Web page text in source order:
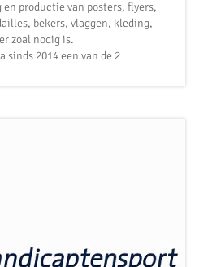
en productie van posters, flyers,
bekers, vlaggen, kleding,
zoal nodig is.
sinds 2014 een van de 2